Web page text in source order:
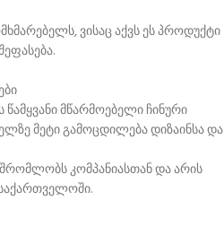
ვისაც აქვს ეს პროდუქტი
წამყვანი მწარმოებელი ჩინური
მეტი გამოცდილება დიზაინსა და
კომპანიასთან და არის